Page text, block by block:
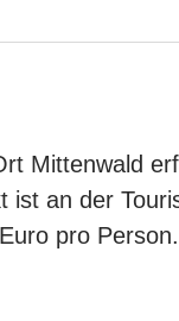
Mittenwald
an der
pro Person.